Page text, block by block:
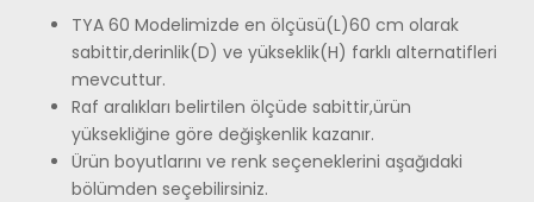
TYA 60 Modelimizde en ölçüsü(L)60 cm olarak
sabittir,derinlik(D) ve yükseklik(H) farklı alternatifleri
mevcuttur.
Raf aralıkları belirtilen ölçüde sabittir,ürün
yüksekliğine göre değişkenlik kazanır.
Ürün boyutlarını ve renk seçeneklerini aşağıdaki
bölümden seçebilirsiniz.